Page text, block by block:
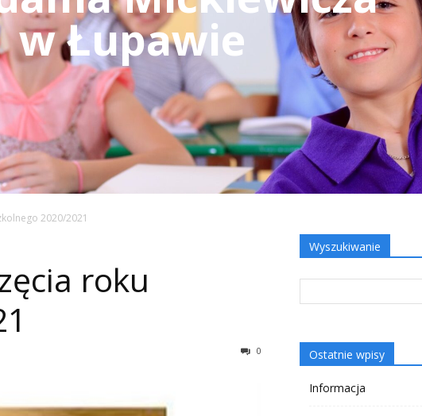
w Łupawie
2020/2021
roku
0
Wyszukiwanie
Ostatnie wpisy
Informacja